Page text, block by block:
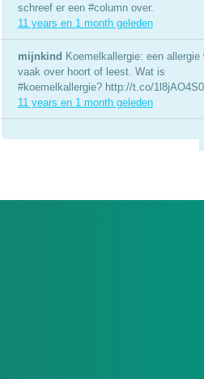
schreef er een #column over.
11 years en 1 month geleden
mijnkind Koemelkallergie: een allergie
vaak over hoort of leest. Wat is
#koemelkallergie? http://t.co/
11 years en 1 month geleden